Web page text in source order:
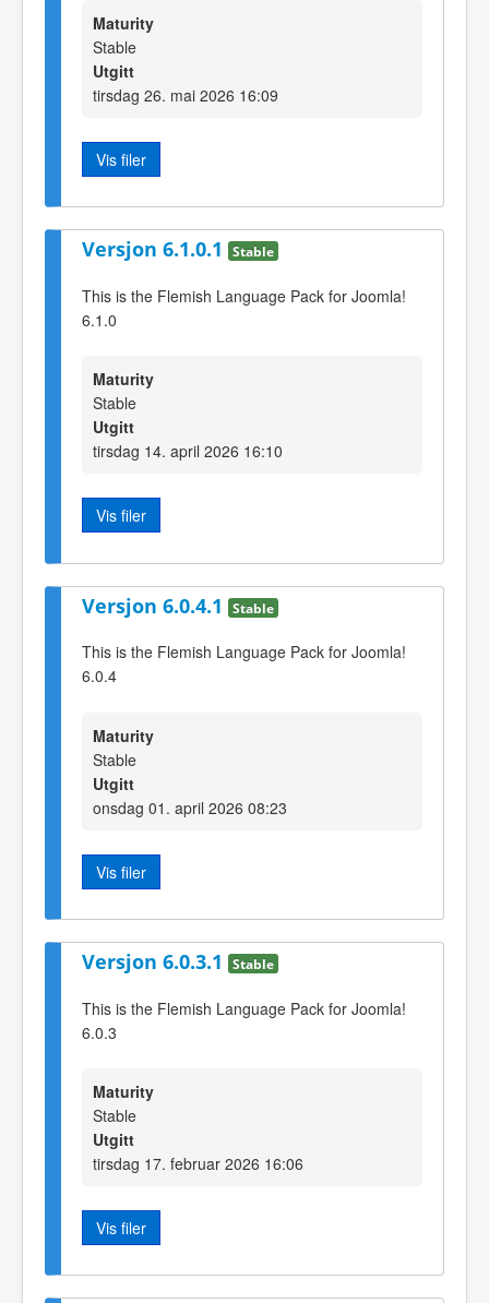
Maturity
Stable
Utgitt
tirsdag 26. mai 2026 16:09
Vis filer
Versjon 6.1.0.1 Stable
This is the Flemish Language Pack for Joomla!
6.1.0
Maturity
Stable
Utgitt
tirsdag 14. april 2026 16:10
Vis filer
Versjon 6.0.4.1 Stable
This is the Flemish Language Pack for Joomla!
6.0.4
Maturity
Stable
Utgitt
onsdag 01. april 2026 08:23
Vis filer
Versjon 6.0.3.1 Stable
This is the Flemish Language Pack for Joomla!
6.0.3
Maturity
Stable
Utgitt
tirsdag 17. februar 2026 16:06
Vis filer